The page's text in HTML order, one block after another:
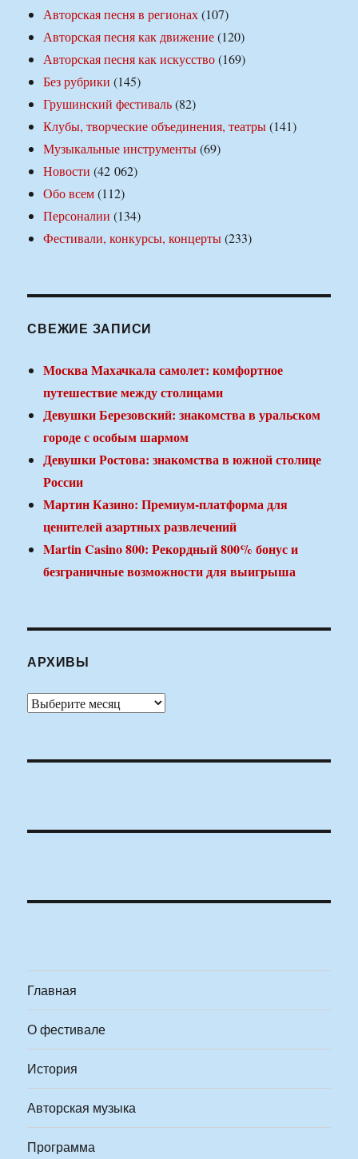
Авторская песня в регионах(107)
Авторская песня как движение(120)
Авторская песня как искусство(169)
Без рубрики (145)
Грушинский фестиваль(82)
Клубы, творческие объединения, театры(141)
Музыкальные инструменты(69)
Новости (42 062)
Обо всем(112)
Персоналии (134)
Фестивали, конкурсы, концерты(233)
СВЕЖИЕ ЗАПИСИ
Москва Махачкала самолет: комфортное
путешествие между столицами
Девушки Березовский: знакомства в уральском
городе с особым шармом
Девушки Ростова: знакомства в южной столице
России
Мартин Казино: Премиум-платформа для
ценителей азартных развлечений
Martin Casino 800: Рекордный 800% бонус и
безграничные возможности для выигрыша
АРХИВЫ
Архивы
Главная
О фестивале
История
Авторская музыка
Программа